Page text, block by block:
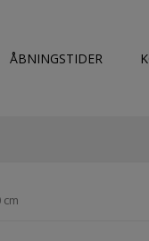
ÅBNINGSTIDER